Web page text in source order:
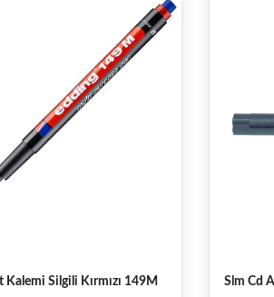
Kalemi Silgili Kırmızı 149M Slm Cd